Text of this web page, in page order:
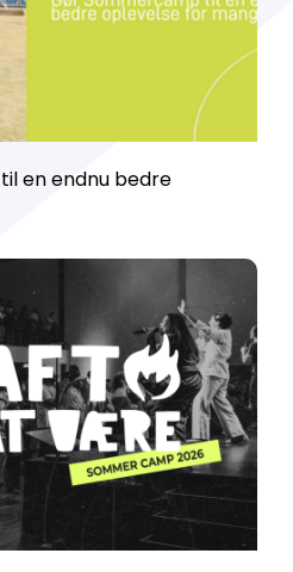
en endnu bedre